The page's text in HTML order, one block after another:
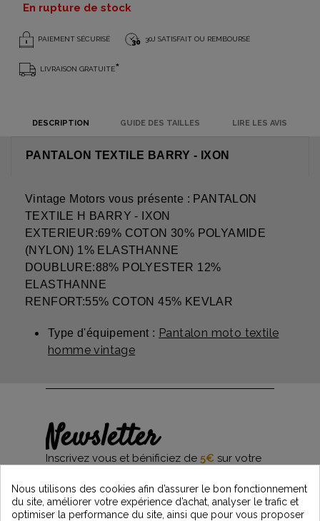
En rupture de stock
PAIEMENT SÉCURISÉ 30J SATISFAIT OU REMBOURSÉ
LIVRAISON GRATUITE*
DESCRIPTION GUIDE DES TAILLES LIRE LES AVIS
PANTALON TEXTILE BARRY - IXON
Vintage Motors vous présente : PANTALON
TEXTILE H BARRY - IXON
EXTERIEUR:69% COTON 30% POLYAMIDE
(NYLON) 1% ELASTHANNE
DOUBLURE:88% POLYESTER 12%
ELASTHANNE
RENFORT:55% COTON 45% KEVLAR
Type d'équipement : Pantalon moto textile
homme vintage
Newsletter
Inscrivez vous et bénificiez de 5€ sur votre
et restez informés des dernières nouveautés
Vintage Motors
Nous utilisons des cookies afin d’assurer le bon fonctionnement
du site, améliorer votre expérience d’achat, analyser le trafic et
optimiser la performance du site, ainsi que pour vous proposer